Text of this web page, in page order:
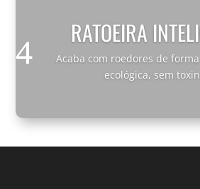
RATOEIRA
Acaba com roedores de
ecológica, sem